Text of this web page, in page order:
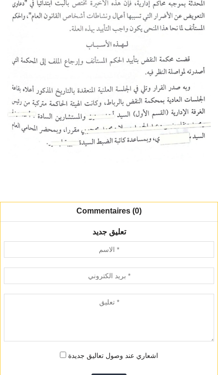
Commentaires (0)
تعليق جديد
اشعاري عند وصول تعاليق جديدة